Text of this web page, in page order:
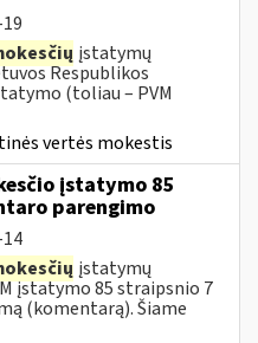
įstatymų
Respublikos
(toliau – PVM
vertės mokestis
įstatymo 85
parengimo
įstatymų
įstatymo 85 straipsnio 7
(komentarą). Šiame